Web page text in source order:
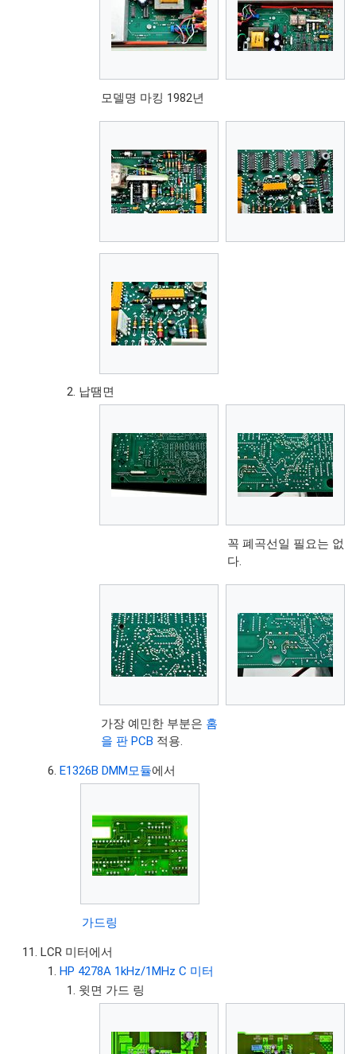
모델명 마킹 1982년
납땜면
꼭 폐곡선일 필요는 없
다.
가장 예민한 부분은 홈
을 판 PCB 적용.
E1326B DMM모듈에서
가드링
LCR 미터에서
HP 4278A 1kHz/1MHz C 미터
윗면 가드 링